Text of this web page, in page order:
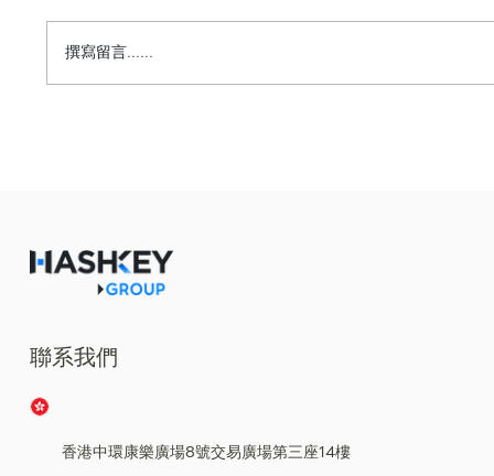
撰寫留言......
聯系我們
香港中環康樂廣場8號交易廣場第三座14樓